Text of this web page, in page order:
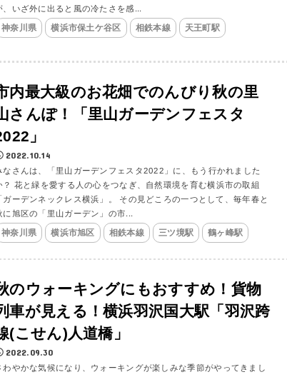
、いざ外に出ると風の冷たさを感...
神奈川県 横浜市保土ケ谷区 相鉄本線 天王町駅
内最大級のお花畑でのんびり秋の里
さんぽ！「里山ガーデンフェスタ
」
2022.10.14
なさんは、「里山ガーデンフェスタ2022」に、もう行かれました
？ 花と緑を愛する人の心をつなぎ、自然環境を育む横浜市の取組
ガーデンネックレス横浜」。 その見どころの一つとして、毎年春と
に旭区の「里山ガーデン」の市...
神奈川県 横浜市旭区 相鉄本線 三ツ境駅 鶴ヶ峰駅
のウォーキングにもおすすめ！貨物
車が見える！横浜羽沢国大駅「羽沢跨
(こせん)人道橋」
2022.09.30
わやかな気候になり、ウォーキングが楽しみな季節がやってきまし